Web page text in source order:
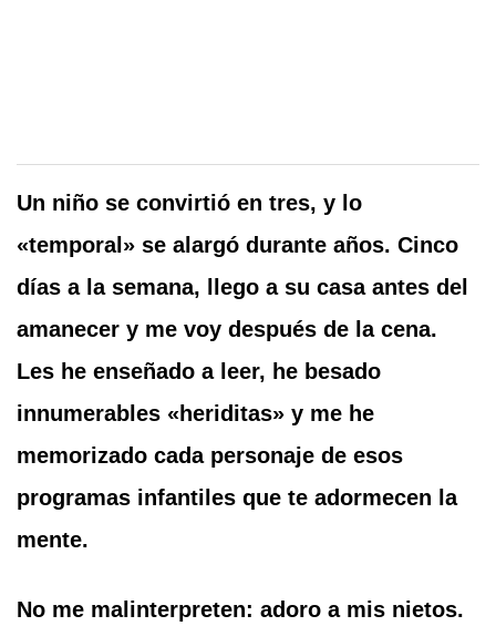
Un niño se convirtió en tres, y lo
«temporal» se alargó durante años. Cinco
días a la semana, llego a su casa antes del
amanecer y me voy después de la cena.
Les he enseñado a leer, he besado
innumerables «heriditas» y me he
memorizado cada personaje de esos
programas infantiles que te adormecen la
mente.
No me malinterpreten: adoro a mis nietos.